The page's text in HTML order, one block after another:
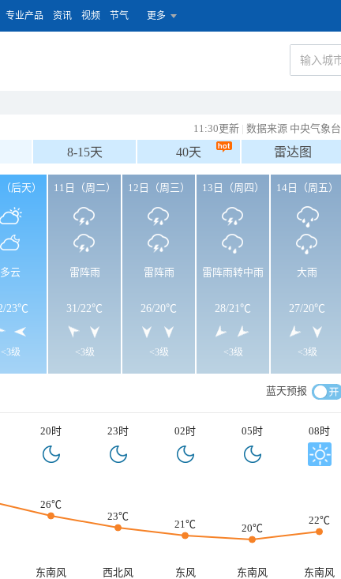
专业产品 资讯 视频 节气 更多
11:30更新 | 数据来源 中央气象台
8-15天 40天 雷达图
后天）
多云
/23℃
<3级
11日（周二）
雷阵雨
31/22℃
<3级
12日（周三）
雷阵雨
26/20℃
<3级
13日（周四）
雷阵雨转中雨
28/21℃
<3级
14日（周五）
大雨
27/20℃
<3级
蓝天预报
20时 23时 02时 05时 08时
26℃
23℃
21℃ 20℃
22℃
东南风 西北风 东风 东南风
东南风